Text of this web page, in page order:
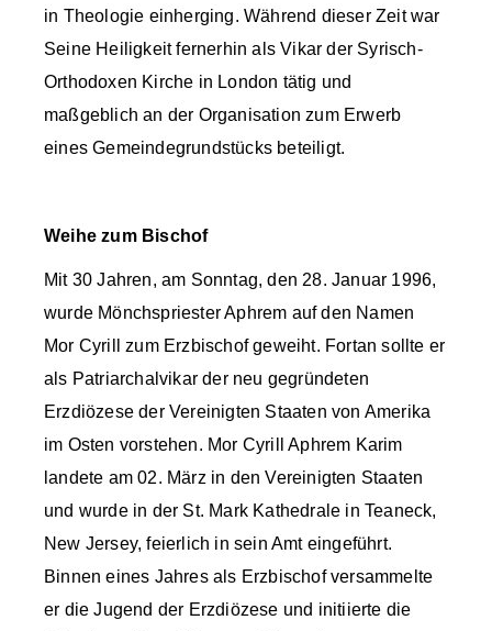
in Theologie einherging. Während dieser Zeit war
Seine Heiligkeit fernerhin als Vikar der Syrisch-
Orthodoxen Kirche in London tätig und
maßgeblich an der Organisation zum Erwerb
eines Gemeindegrundstücks beteiligt.
Weihe zum Bischof
Mit 30 Jahren, am Sonntag, den 28. Januar 1996,
wurde Mönchspriester Aphrem auf den Namen
Mor Cyrill zum Erzbischof geweiht. Fortan sollte er
als Patriarchalvikar der neu gegründeten
Erzdiözese der Vereinigten Staaten von Amerika
im Osten vorstehen. Mor Cyrill Aphrem Karim
landete am 02. März in den Vereinigten Staaten
und wurde in der St. Mark Kathedrale in Teaneck,
New Jersey, feierlich in sein Amt eingeführt.
Binnen eines Jahres als Erzbischof versammelte
er die Jugend der Erzdiözese und initiierte die